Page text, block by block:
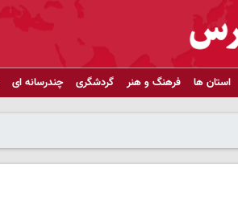
استان ها فرهنگ و هنر گردشگری چندرسانه ای